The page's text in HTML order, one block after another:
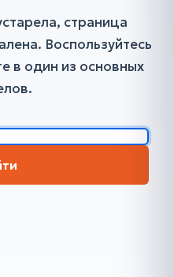
страница
Воспользуйтесь
в один из основных